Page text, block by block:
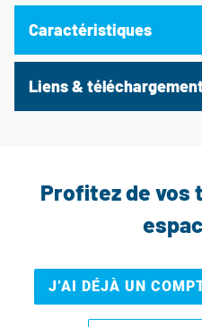
Caractéristiques
Liens &
Profitez de vos
J’AI DÉJÀ UN